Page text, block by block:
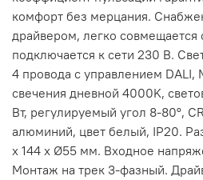
комфорт без мерцания.
драйвером, легко совмещается
подключается к сети 230 В.
4 провода с управлением DALI,
свечения дневной 4000K,
Вт, регулируемый угол 8-80°,
алюминий, цвет белый, IP20.
х 144 х Ø55 мм. Входное
Монтаж на трек 3-фазный.